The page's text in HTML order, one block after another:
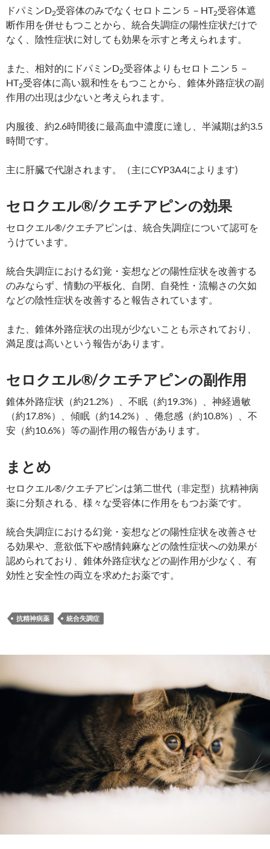
ドパミンD2受容体のみでなくセロトニン５－HT2受容体遮
断作用を併せもつことから、統合失調症の陽性症状だけで
なく、陰性症状に対しても効果を示すと考えられます。
また、相対的にドパミンD2受容体よりもセロトニン５－
HT2受容体に高い親和性をもつことから、錐体外路症状の副
作用の出現は少ないと考えられます。
内服後、約2.6時間後に最高血中濃度に達し、半減期は約3.5
時間です。
主に肝臓で代謝されます。（主にCYP3A4によります)
セロクエル®/クエチアピンの効果
セロクエル®/クエチアピンは、統合失調症について認可を
うけています。
統合失調症における幻覚・妄想などの陽性症状を改善する
のみならず、情動の平板化、自閉、自発性・流暢さの欠如
などの陰性症状を改善すると報告されています。
また、錐体外路症状の出現が少ないことも示されており、
満足度は高いという報告があります。
セロクエル®/クエチアピンの副作用
錐体外路症状（約21.2%）、不眠（約19.3%）、神経過敏
（約17.8%）、傾眠（約14.2%）、倦怠感（約10.8%）、不
安（約10.6%）等の副作用の報告があります。
まとめ
セロクエル®/クエチアピンは第二世代（非定型）抗精神病
薬に分類される、様々な受容体に作用をもつお薬です。
統合失調症における幻覚・妄想などの陽性症状を改善させ
る効果や、意欲低下や感情鈍麻などの陰性症状への効果が
認められており、錐体外路症状などの副作用が少なく、有
効性と安全性の両立を求めたお薬です。
抗精神病薬 統合失調症